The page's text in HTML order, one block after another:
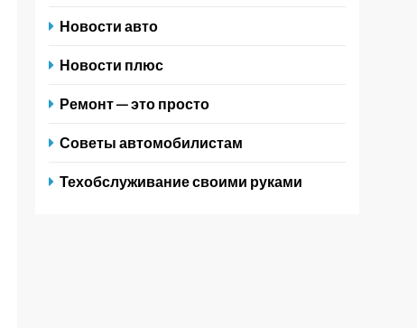
Новости авто
Новости плюс
Ремонт — это просто
Советы автомобилистам
Техобслуживание своими руками